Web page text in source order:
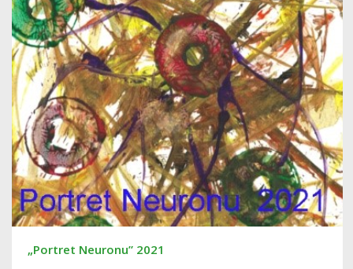
„Portret Neuronu” 2021